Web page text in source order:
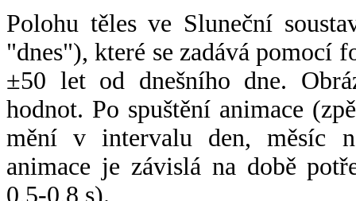
Polohu těles ve Sluneční
"dnes"), které se zadává pomocí
±50 let od dnešního dne.
hodnot. Po spuštění animace
mění v intervalu den, měsíc
animace je závislá na době
0,5-0,8 s).